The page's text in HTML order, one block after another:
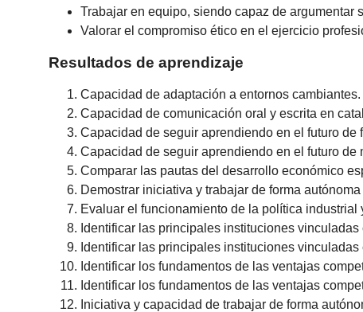
Trabajar en equipo, siendo capaz de argumentar
Valorar el compromiso ético en el ejercicio
Resultados de aprendizaje
Capacidad de adaptación a entornos cambiantes.
Capacidad de comunicación oral y escrita en
Capacidad de seguir aprendiendo en el futuro
Capacidad de seguir aprendiendo en el futuro
Comparar las pautas del desarrollo económico
Demostrar iniciativa y trabajar de forma
Evaluar el funcionamiento de la política
Identificar las principales instituciones
Identificar las principales instituciones
Identificar los fundamentos de las ventajas
Identificar los fundamentos de las ventajas
Iniciativa y capacidad de trabajar de forma